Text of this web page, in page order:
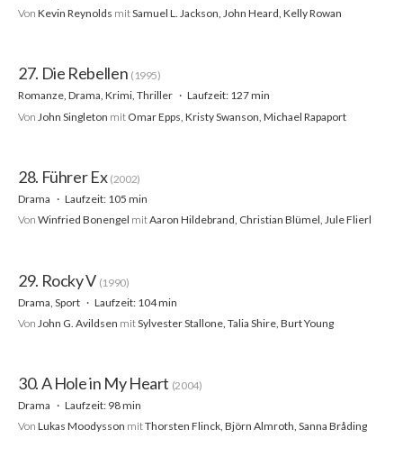
Von Kevin Reynolds mitSamuel L. Jackson, John Heard, Kelly Rowan
27. Die Rebellen (1995)
Romanze, Drama, Krimi, Thriller
Laufzeit: 127 min
Von John Singleton mit Omar Epps, Kristy Swanson, Michael Rapaport
28. Führer Ex (2002)
Drama
Laufzeit: 105 min
Von Winfried Bonengel mitAaron Hildebrand, Christian Blümel, Jule Flierl
29. Rocky V (1990)
Drama, Sport
Laufzeit: 104 min
Von John G. Avildsen mitSylvester Stallone, Talia Shire, Burt Young
30. A Hole in My Heart (2004)
Drama
Laufzeit: 98 min
Von Lukas Moodysson mitThorsten Flinck, Björn Almroth, Sanna Bråding